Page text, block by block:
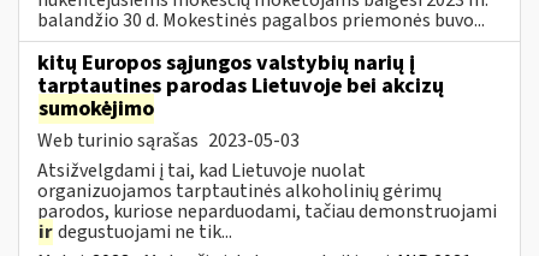
balandžio 30 d. Mokestinės pagalbos priemonės buvo...
kitų Europos sąjungos valstybių narių į
tarptautines parodas Lietuvoje bei akcizų
sumokėjimo
Web turinio sąrašas 2023-05-03
Atsižvelgdami į tai, kad Lietuvoje nuolat
organizuojamos tarptautinės alkoholinių gėrimų
parodos, kuriose neparduodami, tačiau demonstruojami
irdegustuojami ne tik...